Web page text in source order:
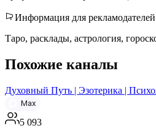
Информация для рекламодателей
Таро, расклады, астрология,
Похожие каналы
Духовный Путь | Эзотерика |
Max
5 093